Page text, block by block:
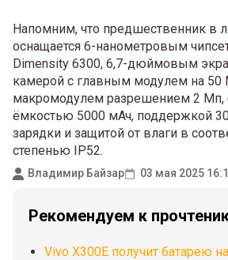
Напомним, что предшественник в
оснащается 6-нанометровым
Dimensity 6300, 6,7-дюймовым
камерой с главным модулем на 50
макромодулем разрешением 2 Мп,
ёмкостью 5000 мАч, поддержкой
зарядки и защитой от влаги в
степенью IP52.
Владимир Байзар 03 мая 2025
Рекомендуем к
Vivo X300E получит батарею